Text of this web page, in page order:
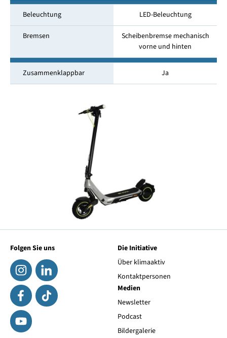
Beleuchtung LED-Beleuchtung
Bremsen
Scheibenbremse mechanisch
vorne und hinten
Zusammenklappbar Ja
Folgen Sie uns
Die Initiative
Über klimaaktiv
Kontaktpersonen
Medien
Newsletter
Podcast
Bildergalerie